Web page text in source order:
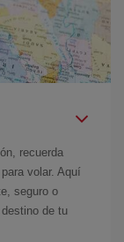
recuerda
volar. Aquí
seguro o
de tu